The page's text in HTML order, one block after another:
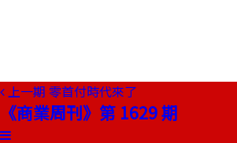
上一期 零首付時代來了
《商業周刊》第 1629 期